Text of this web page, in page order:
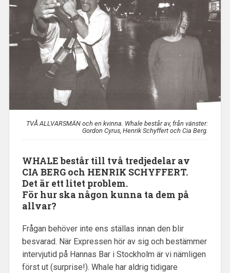
TVÅ ALLVARSMÄN och en kvinna. Whale består av, från vänster:
Gordon Cyrus, Henrik Schyffert och Cia Berg.
WHALE består till två tredjedelar av
CIA BERG och HENRIK SCHYFFERT.
Det är ett litet problem.
För hur ska någon kunna ta dem på
allvar?
Frågan behöver inte ens ställas innan den blir
besvarad. När Expressen hör av sig och bestämmer
intervjutid på Hannas Bar i Stockholm är vi nämligen
först ut (surprise!). Whale har aldrig tidigare